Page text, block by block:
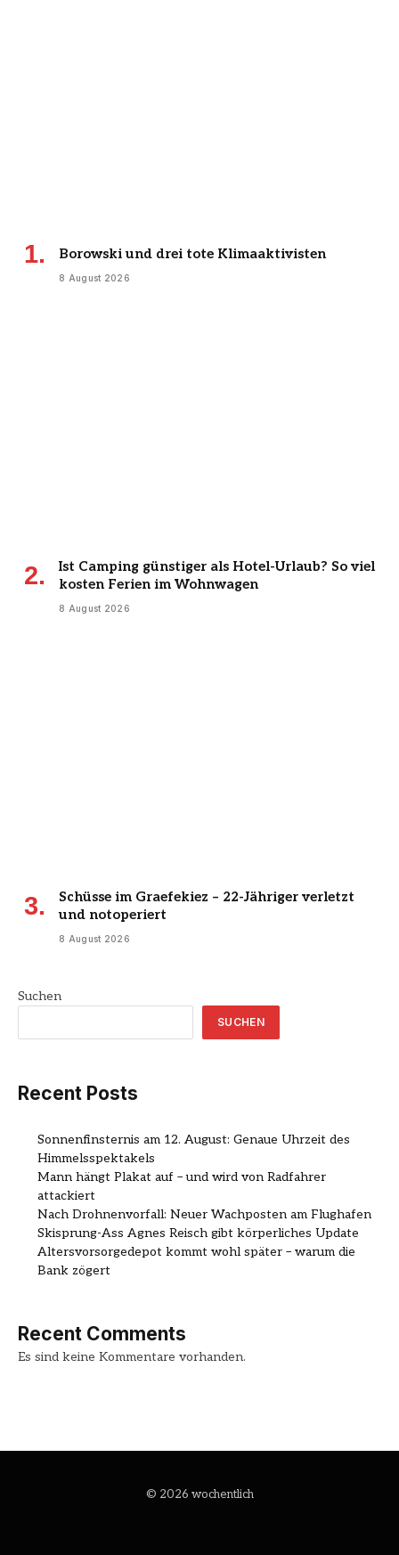
Borowski und drei tote Klimaaktivisten
8 August 2026
Ist Camping günstiger als Hotel-Urlaub? So viel
kosten Ferien im Wohnwagen
8 August 2026
Schüsse im Graefekiez – 22-Jähriger verletzt
und notoperiert
8 August 2026
Suchen
SUCHEN
Recent Posts
Sonnenfinsternis am 12. August: Genaue Uhrzeit des
Himmelsspektakels
Mann hängt Plakat auf – und wird von Radfahrer
attackiert
Nach Drohnenvorfall: Neuer Wachposten am Flughafen
Skisprung-Ass Agnes Reisch gibt körperliches Update
Altersvorsorgedepot kommt wohl später – warum die
Bank zögert
Recent Comments
Es sind keine Kommentare vorhanden.
© 2026 wochentlich